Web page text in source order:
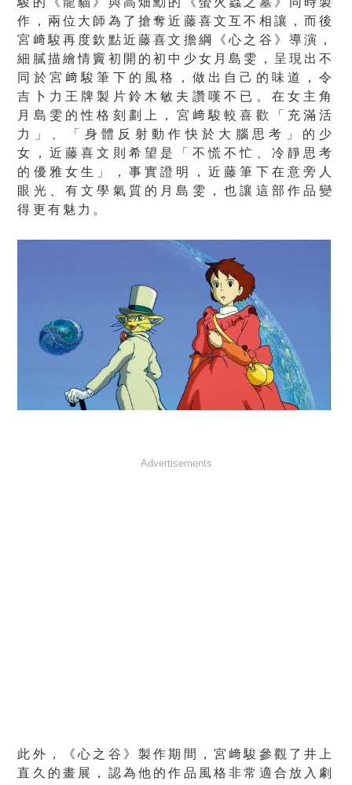
作，兩位大師為了搶奪近藤喜文互不相讓，而後
宮﨑駿再度欽點近藤喜文擔綱《心之谷》導演，
細膩描繪情竇初開的初中少女月島雯，呈現出不
同於宮﨑駿筆下的風格，做出自己的味道，令
吉卜力王牌製片鈴木敏夫讚嘆不已。在女主角
月島雯的性格刻劃上，宮﨑駿較喜歡「充滿活
力」、「身體反射動作快於大腦思考」的少
女，近藤喜文則希望是「不慌不忙、冷靜思考
的優雅女生」，事實證明，近藤筆下在意旁人
眼光、有文學氣質的月島雯，也讓這部作品變
得更有魅力。
Advertisements
此外，《心之谷》製作期間，宮﨑駿參觀了井上
直久的畫展，認為他的作品風格非常適合放入劇